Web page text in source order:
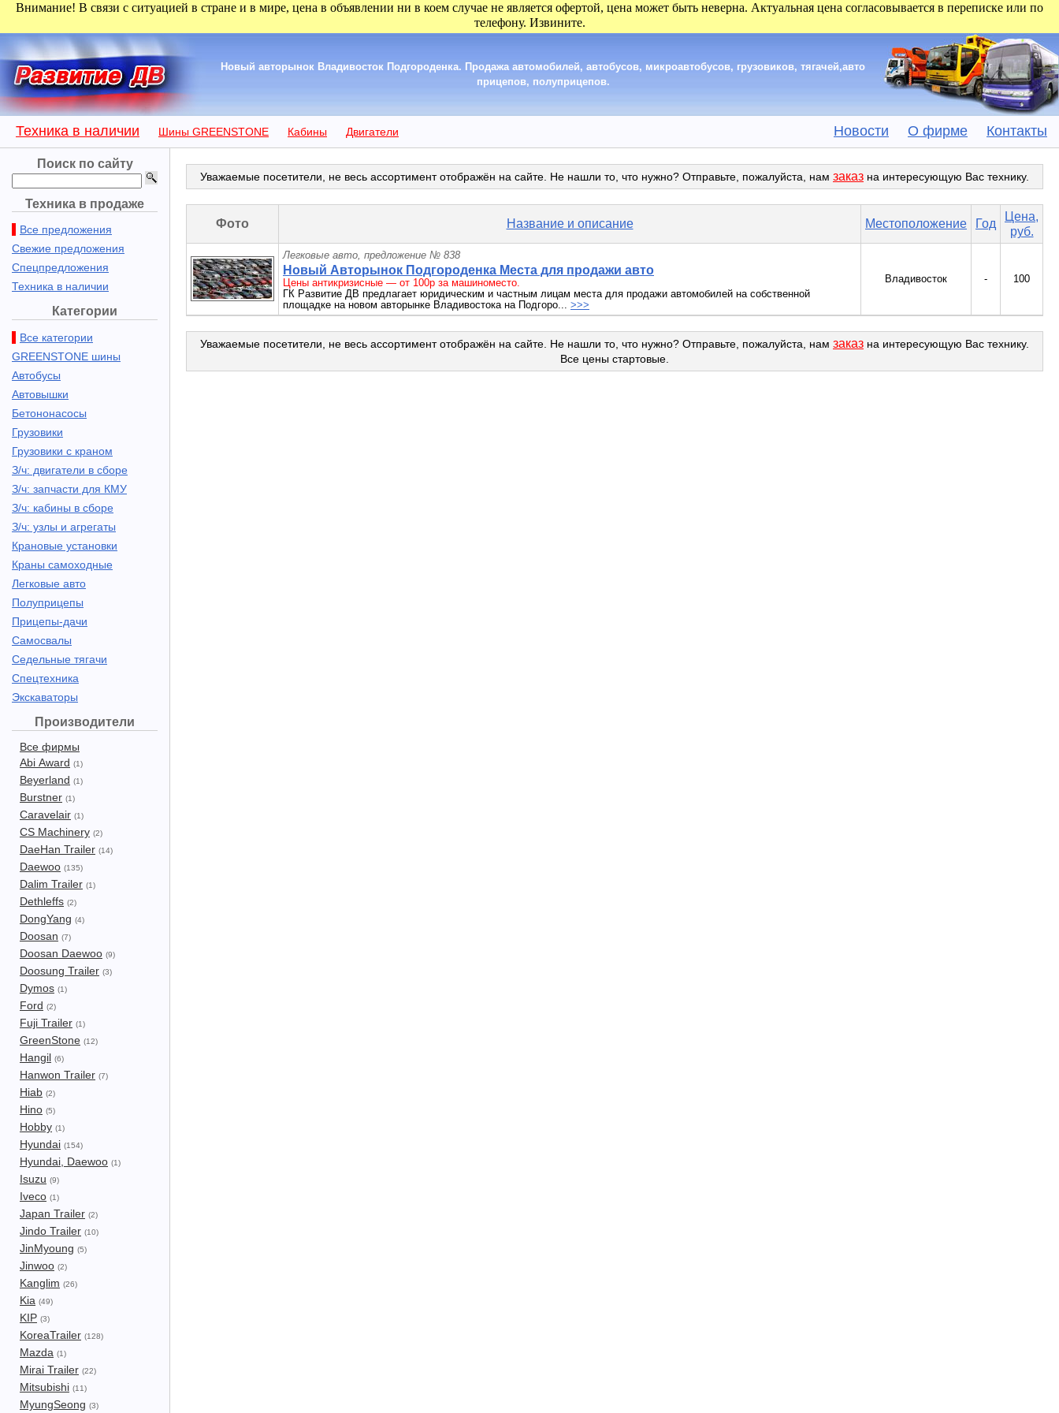
Внимание! В связи с ситуацией в стране и в мире, цена в объявлении ни в коем случае не является офертой, цена может быть неверна. Актуальная цена согласовывается в переписке или по
телефону. Извините.
Новый авторынок Владивосток Подгороденка. Продажа автомобилей, автобусов, микроавтобусов, грузовиков, тягачей,авто
прицепов, полуприцепов.
Техника в наличии Шины GREENSTONE Кабины Двигатели Новости О фирме Контакты
Поиск по сайту
Техника в продаже
Все предложения
Свежие предложения
Спецпредложения
Техника в наличии
Категории
Все категории
GREENSTONE шины
Автобусы
Автовышки
Бетононасосы
Грузовики
Грузовики с краном
З/ч: двигатели в сборе
З/ч: запчасти для КМУ
З/ч: кабины в сборе
З/ч: узлы и агрегаты
Крановые установки
Краны самоходные
Легковые авто
Полуприцепы
Прицепы-дачи
Самосвалы
Седельные тягачи
Спецтехника
Экскаваторы
Производители
Все фирмы
Abi Award (1)
Beyerland (1)
Burstner (1)
Caravelair (1)
CS Machinery (2)
DaeHan Trailer (14)
Daewoo (135)
Dalim Trailer (1)
Dethleffs (2)
DongYang (4)
Doosan (7)
Doosan Daewoo (9)
Doosung Trailer (3)
Dymos (1)
Ford (2)
Fuji Trailer (1)
GreenStone (12)
Hangil (6)
Hanwon Trailer (7)
Hiab (2)
Hino (5)
Hobby (1)
Hyundai (154)
Hyundai, Daewoo (1)
Isuzu (9)
Iveco (1)
Japan Trailer (2)
Jindo Trailer (10)
JinMyoung (5)
Jinwoo (2)
Kanglim (26)
Kia (49)
KIP (3)
KoreaTrailer (128)
Mazda (1)
Mirai Trailer (22)
Mitsubishi (11)
MyungSeong (3)
Уважаемые посетители, не весь ассортимент отображён на сайте. Не нашли то, что нужно? Отправьте, пожалуйста, нам заказ на интересующую Вас технику.
Фото Название и описание Местоположение Год
Цена,
руб.
Легковые авто, предложение № 838
Новый Авторынок Подгороденка Места для продажи авто
Цены антикризисные — от 100р за машиноместо.
ГК Развитие ДВ предлагает юридическим и частным лицам места для продажи автомобилей на собственной
площадке на новом авторынке Владивостока на Подгоро... >>>
Владивосток - 100
Уважаемые посетители, не весь ассортимент отображён на сайте. Не нашли то, что нужно? Отправьте, пожалуйста, нам заказ на интересующую Вас технику.
Все цены стартовые.